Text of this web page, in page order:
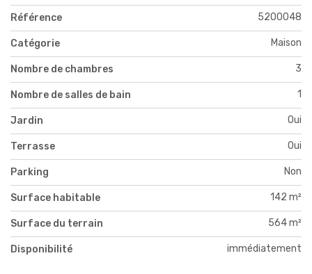
Référence 5200048
Catégorie Maison
Nombre de chambres 3
Nombre de salles de bain 1
Jardin Oui
Terrasse Oui
Parking Non
Surface habitable 142 m²
Surface du terrain 564 m²
Disponibilité immédiatement